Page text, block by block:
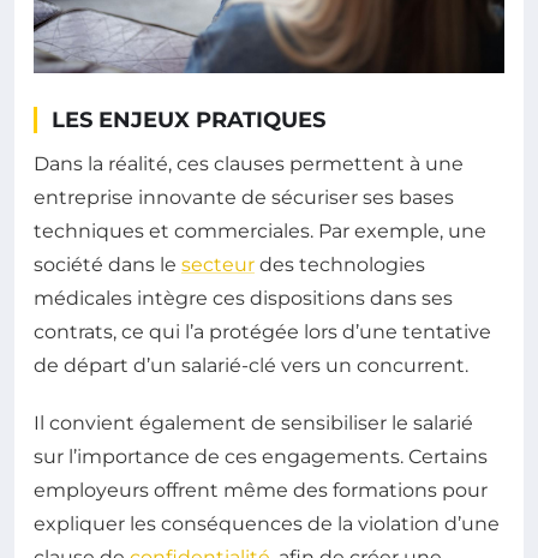
LES ENJEUX PRATIQUES
Dans la réalité, ces clauses permettent à une
entreprise innovante de sécuriser ses bases
techniques et commerciales. Par exemple, une
société dans le secteur des technologies
médicales intègre ces dispositions dans ses
contrats, ce qui l’a protégée lors d’une tentative
de départ d’un salarié-clé vers un concurrent.
Il convient également de sensibiliser le salarié
sur l’importance de ces engagements. Certains
employeurs offrent même des formations pour
expliquer les conséquences de la violation d’une